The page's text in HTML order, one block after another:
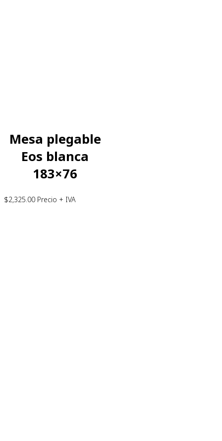
Mesa plegable
Eos blanca
183×76
$2,325.00 Precio + IVA